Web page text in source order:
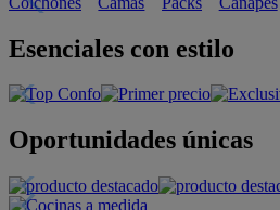
Esenciales con estilo
Oportunidades únicas